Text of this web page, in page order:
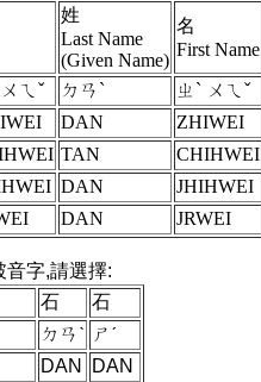
姓
Last Name
(Given Name)
名
First Name
ㄟˇ ㄉㄢˋ
ㄓˋ ㄨㄟˇ
DAN
ZHIWEI
TAN
CHIHWEI
DAN
JHIHWEI
DAN JRWEI
音字,請選擇:
石
石
ㄉㄢˋ
ㄕˊ
DAN
DAN